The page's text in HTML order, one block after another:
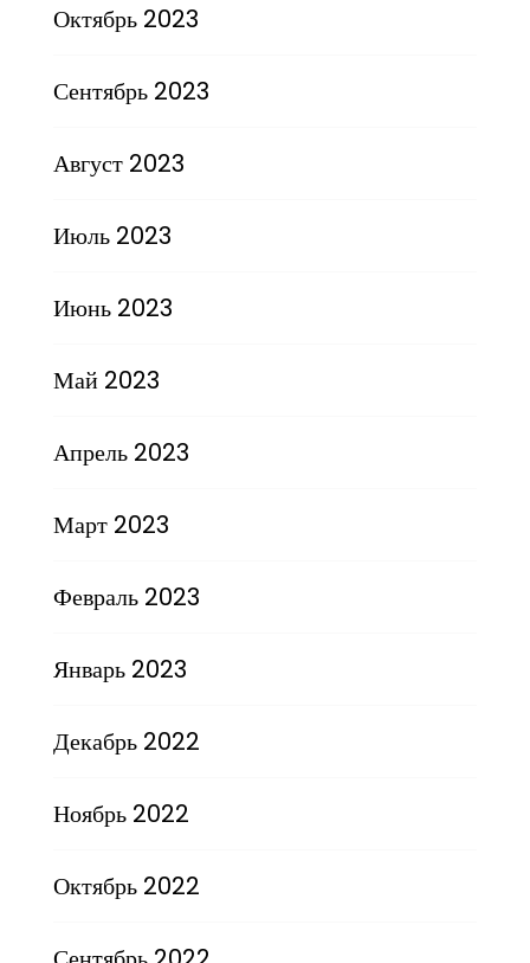
Октябрь 2023
Сентябрь 2023
Август 2023
Июль 2023
Июнь 2023
Май 2023
Апрель 2023
Март 2023
Февраль 2023
Январь 2023
Декабрь 2022
Ноябрь 2022
Октябрь 2022